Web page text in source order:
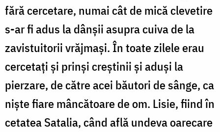
fără cercetare, numai cât de mică clevetire
s-ar fi adus la dânşii asupra cuiva de la
zavistuitorii vrăjmaşi. În toate zilele erau
cercetaţi şi prinşi creştinii şi aduşi la
pierzare, de către acei băutori de sânge, ca
nişte fiare mâncătoare de om. Lisie, fiind în
cetatea Satalia, când află undeva oarecare